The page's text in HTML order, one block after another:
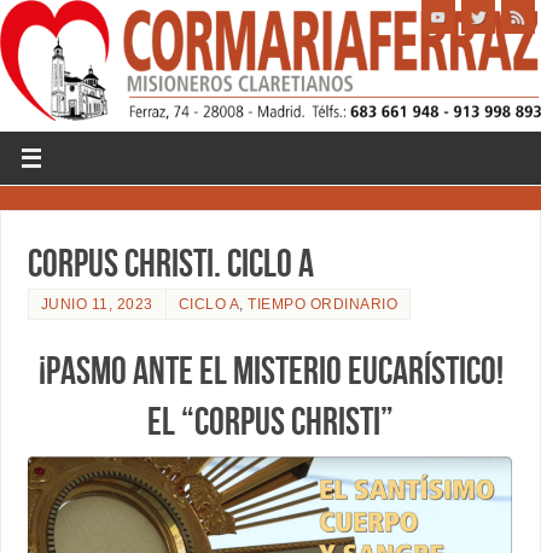
CORPUS CHRISTI. CICLO A
JUNIO 11, 2023 CICLO A ,TIEMPO ORDINARIO
¡PASMO ANTE EL MISTERIO EUCARÍSTICO!
EL “CORPUS CHRISTI”